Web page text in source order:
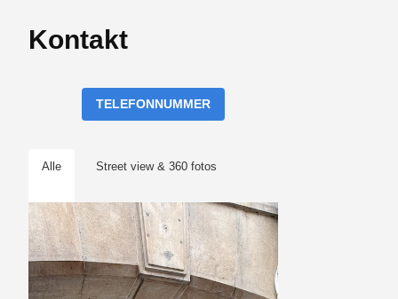
Kontakt
TELEFONNUMMER
Alle Street view & 360 fotos